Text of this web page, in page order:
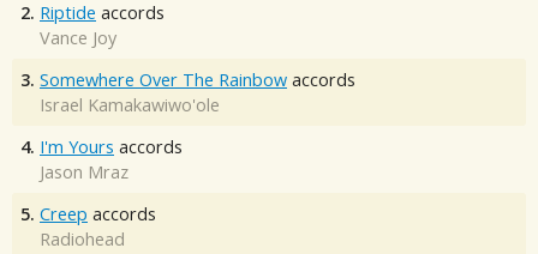
2. Riptide accords
Vance Joy
3. Somewhere Over The Rainbow accords
Israel Kamakawiwo'ole
4. I'm Yours accords
Jason Mraz
5. Creep accords
Radiohead